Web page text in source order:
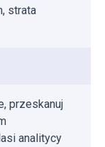
strata
przeskanuj
analitycy